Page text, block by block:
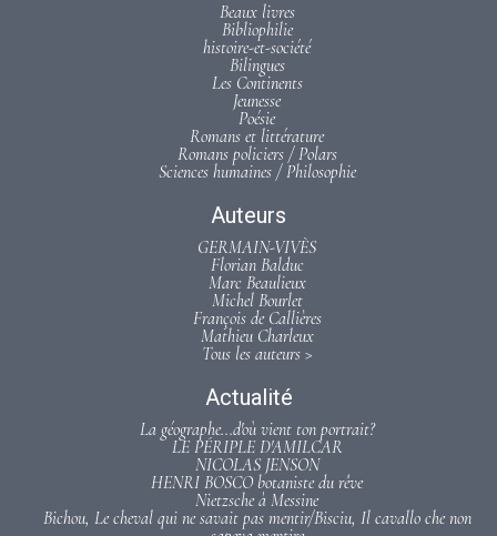
Beaux livres
Bibliophilie
histoire-et-société
Bilingues
Les Continents
Jeunesse
Poésie
Romans et littérature
Romans policiers / Polars
Sciences humaines / Philosophie
Auteurs
GERMAIN-VIVÈS
Florian Balduc
Marc Beaulieux
Michel Bourlet
François de Callières
Mathieu Charleux
Tous les auteurs >
Actualité
La géographe...d'où vient ton portrait?
LE PÉRIPLE D'AMILCAR
NICOLAS JENSON
HENRI BOSCO botaniste du rêve
Nietzsche à Messine
Bichou, Le cheval qui ne savait pas mentir/Bisciu, Il cavallo che non